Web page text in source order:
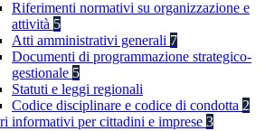
Riferimenti normativi su organizzazione e
attività 5
Atti amministrativi generali 7
Documenti di programmazione strategico-
gestionale 5
Statuti e leggi regionali
Codice disciplinare e codice di condotta 2
informativi per cittadini e imprese 3